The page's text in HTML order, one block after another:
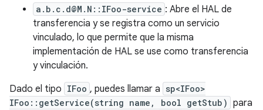
a.b.c.d@M.N::IFoo-service : Abre el HAL de
transferencia y se registra como un servicio
vinculado, lo que permite que la misma
implementación de HAL se use como transferencia
y vinculación.
Dado el tipo IFoo , puedes llamar a sp<IFoo>
IFoo::getService(string name, bool getStub) para